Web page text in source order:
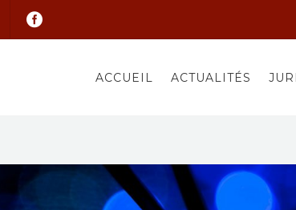
ACCUEIL ACTUALITÉS